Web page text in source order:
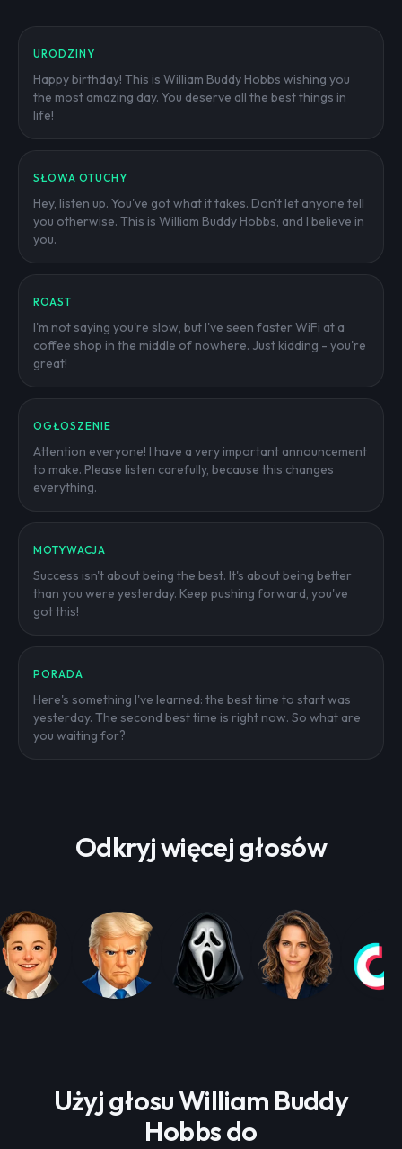
URODZINY
Happy birthday! This is William Buddy Hobbs wishing you
the most amazing day. You deserve all the best things in
life!
SŁOWA OTUCHY
Hey, listen up. You've got what it takes. Don't let anyone tell
you otherwise. This is William Buddy Hobbs, and I believe in
you.
ROAST
I'm not saying you're slow, but I've seen faster WiFi at a
coffee shop in the middle of nowhere. Just kidding - you're
great!
OGŁOSZENIE
Attention everyone! I have a very important announcement
to make. Please listen carefully, because this changes
everything.
MOTYWACJA
Success isn't about being the best. It's about being better
than you were yesterday. Keep pushing forward, you've
got this!
PORADA
Here's something I've learned: the best time to start was
yesterday. The second best time is right now. So what are
you waiting for?
Odkryj więcej głosów
Użyj głosu William Buddy
Hobbs do